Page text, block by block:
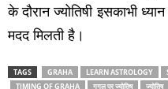
के दौरान ज्‍योतिषी इसकाभी
मदद मिलती है।
TAGS GRAHA LEARN ASTROLOGY
TIMING OF GRAHA
गूगल पर ज्‍योतिष ज्‍योतिष